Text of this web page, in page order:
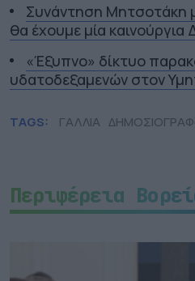
Συνάντηση Μητσοτάκη
θα έχουμε μία καινούργια
«Έξυπνο» δίκτυο
υδατοδεξαμενών στον
TAGS: ΓΑΛΛΙΑ
Περιφέρεια